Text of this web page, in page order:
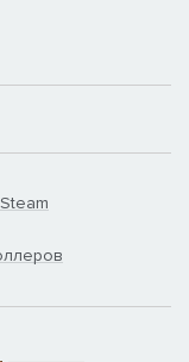
любви к
хоррора — когда-то